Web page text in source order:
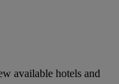
available hotels and